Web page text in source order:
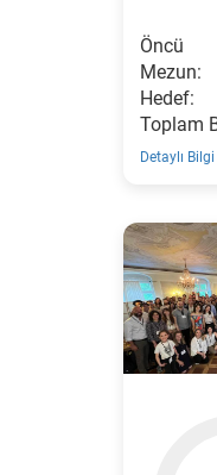
Öncü
Mezun:
Hedef:
Toplam
Detaylı Bilgi